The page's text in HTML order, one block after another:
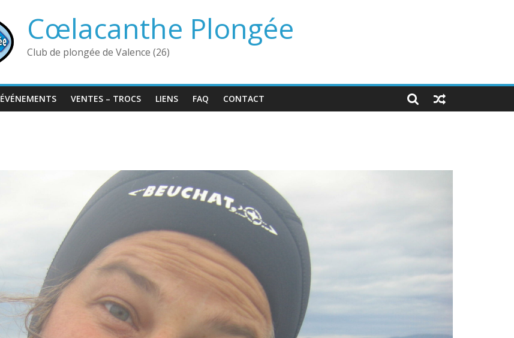
Cœlacanthe Plongée
Club de plongée de Valence (26)
ÉVÉNEMENTS VENTES – TROCS LIENS FAQ CONTACT